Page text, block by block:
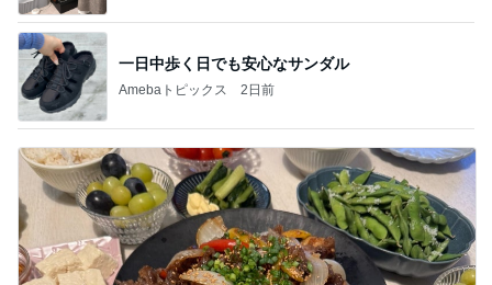
一日中歩く日でも安心なサンダル
Amebaトピックス 2日前